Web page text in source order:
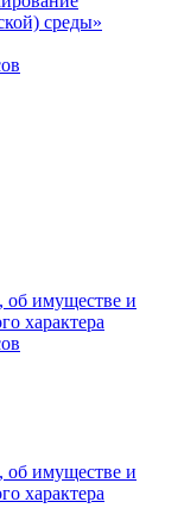
среды»
об имуществе и
характера
об имуществе и
характера